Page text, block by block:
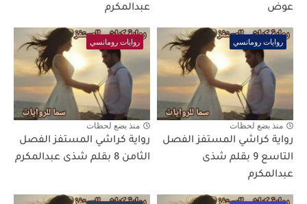
عوض
عبدالمكرم
روايات رومانسي
منذ بضع لحظات
رواية كراشي المستفز الفصل
التاسع 9 بقلم شذى
عبدالمكرم
روايات رومانسي
منذ بضع لحظات
رواية كراشي المستفز الفصل
الثامن 8 بقلم شذى عبدالمكرم